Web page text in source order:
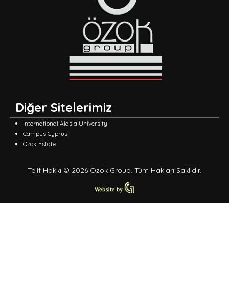
Diğer Sitelerimiz
International Alasia University
Campus Cyprus
Özok Estate
Telif Hakkı © 2026 Özok Group. Tüm Hakları Saklıdır.